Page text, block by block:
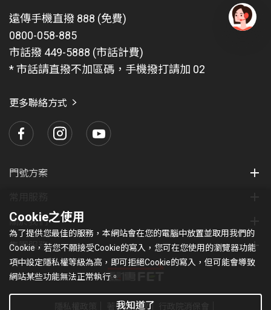
遠傳手機直撥 888 (免費)
0800-058-885
市話撥 449-5888 (市話計費)
* 市話請直撥不加區碼，手機撥打請加 02
更多聯絡方式
門號方案
關於我們
集團服務
著作權條款
Cookie之使用
為了提供您最佳的服務，本網站會在您的電腦中放置並取用我們的
Cookie，若您不願接受Cookie的寫入，您可在您使用的瀏覽器功能
項中設定隱私權等級為高，即可拒絕Cookie的寫入，但可能會導致
網站某些功能無法正常執行。
我知道了